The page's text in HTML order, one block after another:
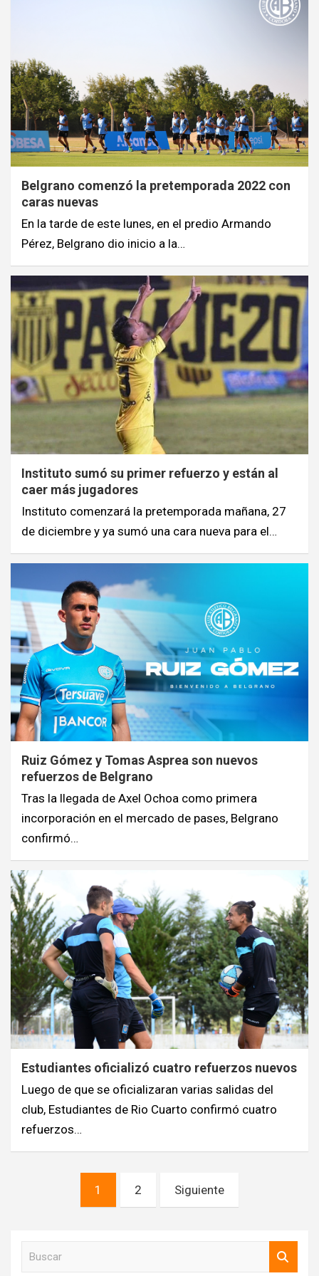
Belgrano comenzó la pretemporada 2022 con
caras nuevas
En la tarde de este lunes, en el predio Armando
Pérez, Belgrano dio inicio a la…
Instituto sumó su primer refuerzo y están al
caer más jugadores
Instituto comenzará la pretemporada mañana, 27
de diciembre y ya sumó una cara nueva para el…
Ruiz Gómez y Tomas Asprea son nuevos
refuerzos de Belgrano
Tras la llegada de Axel Ochoa como primera
incorporación en el mercado de pases, Belgrano
confirmó…
Estudiantes oficializó cuatro refuerzos nuevos
Luego de que se oficializaran varias salidas del
club, Estudiantes de Rio Cuarto confirmó cuatro
refuerzos…
Navegación
1 2 Siguiente